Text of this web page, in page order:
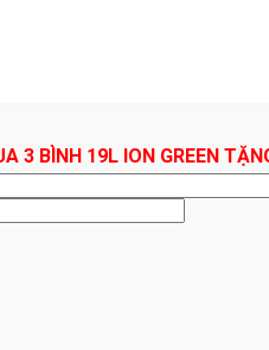
3 BÌNH 19L ION GREEN